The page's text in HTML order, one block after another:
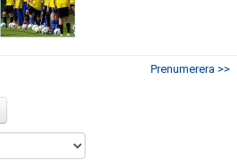
Prenumerera >>